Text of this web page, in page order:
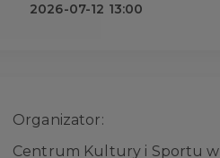
2026-07-12 13:00
Organizator:
Centrum Kultury i Sportu w